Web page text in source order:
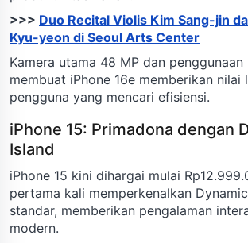
>>> Duo Recital Violis Kim Sang-jin
Kyu-yeon di Seoul Arts Center
Kamera utama 48 MP dan penggunaan
membuat iPhone 16e memberikan nilai
pengguna yang mencari efisiensi.
iPhone 15: Primadona dengan
Island
iPhone 15 kini dihargai mulai
pertama kali memperkenalkan
standar, memberikan pengalaman
modern.